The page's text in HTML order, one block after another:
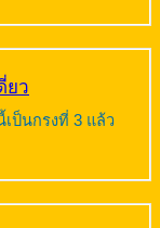
ยว
เป็นกรงที่ 3 แล้ว